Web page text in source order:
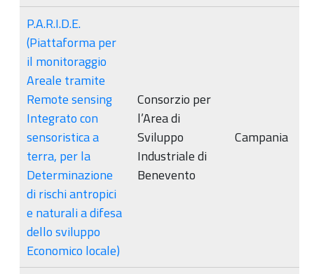
P.A.R.I.D.E.
(Piattaforma per
il monitoraggio
Areale tramite
Remote sensing
Integrato con
sensoristica a
terra, per la
Determinazione
di rischi antropici
e naturali a difesa
dello sviluppo
Economico locale)
Consorzio per
l’Area di
Sviluppo
Industriale di
Benevento
Campania